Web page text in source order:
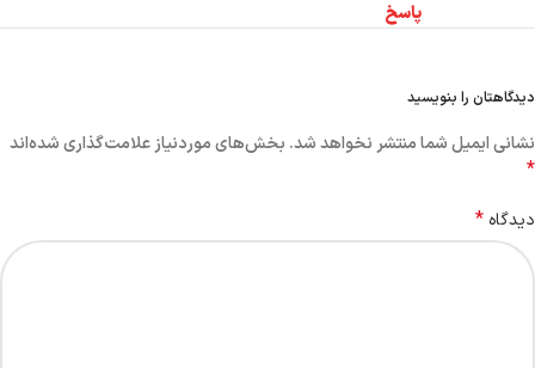
پاسخ
دیدگاهتان را بنویسید
نشانی ایمیل شما منتشر نخواهد شد. بخش‌های موردنیاز علامت‌گذاری شده‌اند
*
دیدگاه *